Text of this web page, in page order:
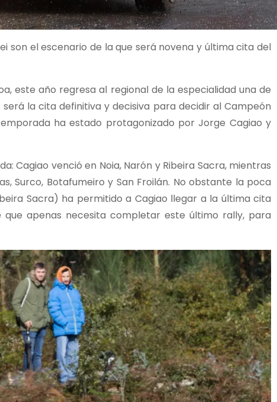
son el escenario de la que será novena y última cita del
este año regresa al regional de la especialidad una de
la cita definitiva y decisiva para decidir al Campeón
ha estado protagonizado por Jorge Cagiao y
Cagiao venció en Noia, Narón y Ribeira Sacra, mientras
Surco, Botafumeiro y San Froilán. No obstante la poca
Sacra) ha permitido a Cagiao llegar a la última cita
apenas necesita completar este último rally, para